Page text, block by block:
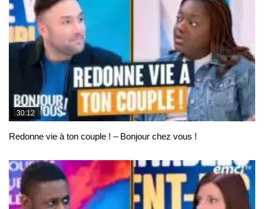
30:12
Redonne vie à ton couple ! – Bonjour chez vous !